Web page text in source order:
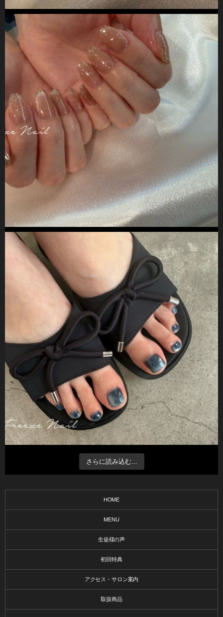
さらに読み込む...
HOME
MENU
生徒様の声
初回特典
アクセス・サロン案内
取扱商品